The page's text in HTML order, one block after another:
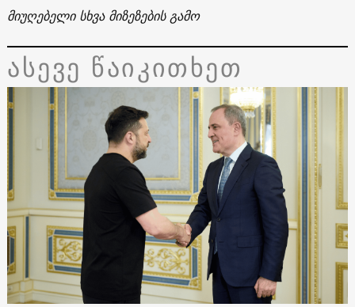
მიუღებელი სხვა მიზეზების გამო
ასევე წაიკითხეთ